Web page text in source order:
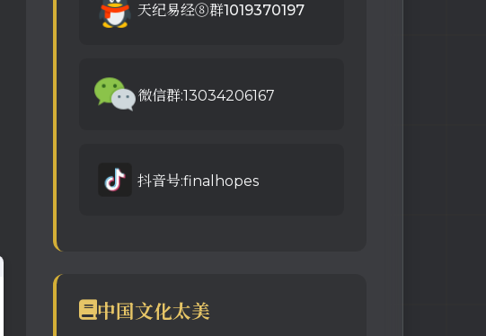
天纪易经⑧群1019370197
微信群:13034206167
抖音号:finalhopes
中国文化太美